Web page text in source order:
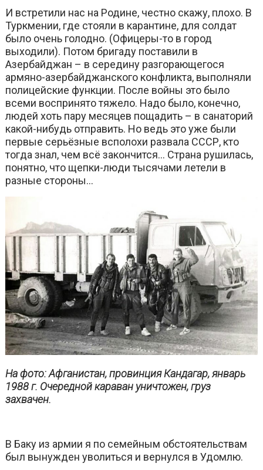
И встретили нас на Родине, честно скажу, плохо. В
Туркмении, где стояли в карантине, для солдат
было очень голодно. (Офицеры-то в город
выходили). Потом бригаду поставили в
Азербайджан – в середину разгорающегося
армяно-азербайджанского конфликта, выполняли
полицейские функции. После войны это было
всеми воспринято тяжело. Надо было, конечно,
людей хоть пару месяцев пощадить – в санаторий
какой-нибудь отправить. Но ведь это уже были
первые серьёзные всполохи развала СССР, кто
тогда знал, чем всё закончится… Страна рушилась,
понятно, что щепки-люди тысячами летели в
разные стороны…
На фото: Афганистан, провинция Кандагар, январь
1988 г. Очередной караван уничтожен, груз
захвачен.
В Баку из армии я по семейным обстоятельствам
был вынужден уволиться и вернулся в Удомлю.